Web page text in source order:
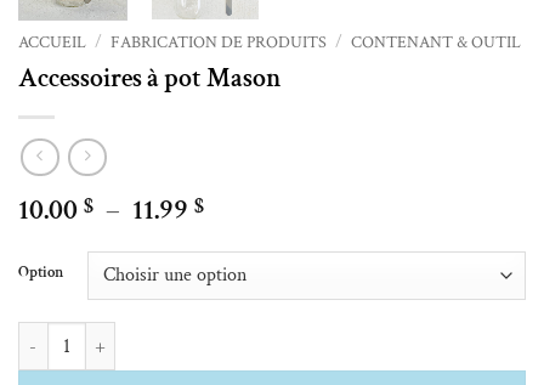
ACCUEIL / FABRICATION DE PRODUITS / CONTENANT & OUTIL
Accessoires à pot Mason
10.00 $ – 11.99 $Plage
prix :
10.00 $
Option
quantité de Accessoires à pot Mason
Alternative: